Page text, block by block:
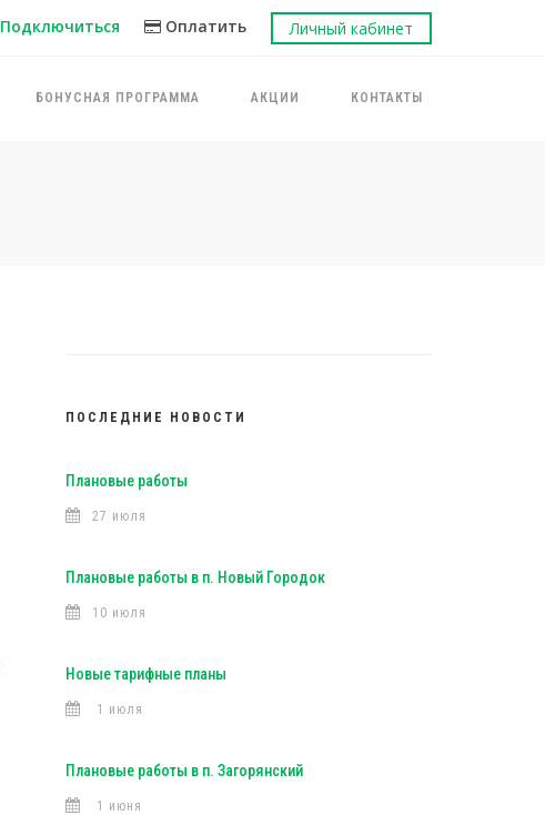
Подключиться Оплатить Личный кабинет
БОНУСНАЯ ПРОГРАММА АКЦИИ КОНТАКТЫ
ПОСЛЕДНИЕ НОВОСТИ
Плановые работы
27 июля
Плановые работы в п. Новый Городок
10 июля
Новые тарифные планы
1 июля
Плановые работы в п. Загорянский
1 июня